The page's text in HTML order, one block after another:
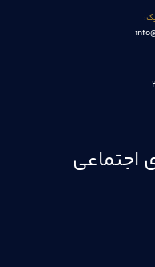
اجتماعی